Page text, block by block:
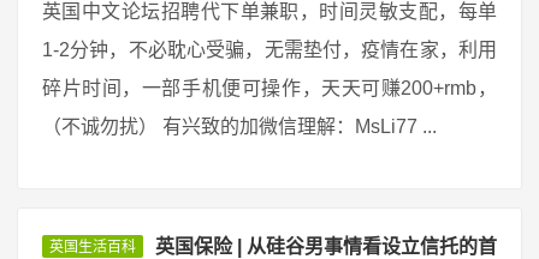
英国中文论坛招聘代下单兼职，时间灵敏支配，每单
1-2分钟，不必耽心受骗，无需垫付，疫情在家，利用
碎片时间，一部手机便可操作，天天可赚200+rmb，
（不诚勿扰） 有兴致的加微信理解：MsLi77 ...
英国生活百科
英国保险 | 从硅谷男事情看设立信托的首